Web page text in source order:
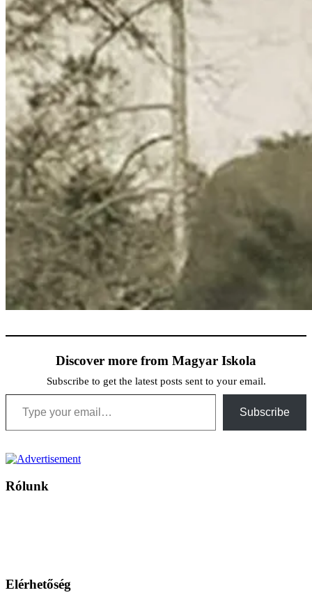
Discover more from Magyar Iskola
Subscribe to get the latest posts sent to your email.
Type your email…
Subscribe
Rólunk
Elérhetőség